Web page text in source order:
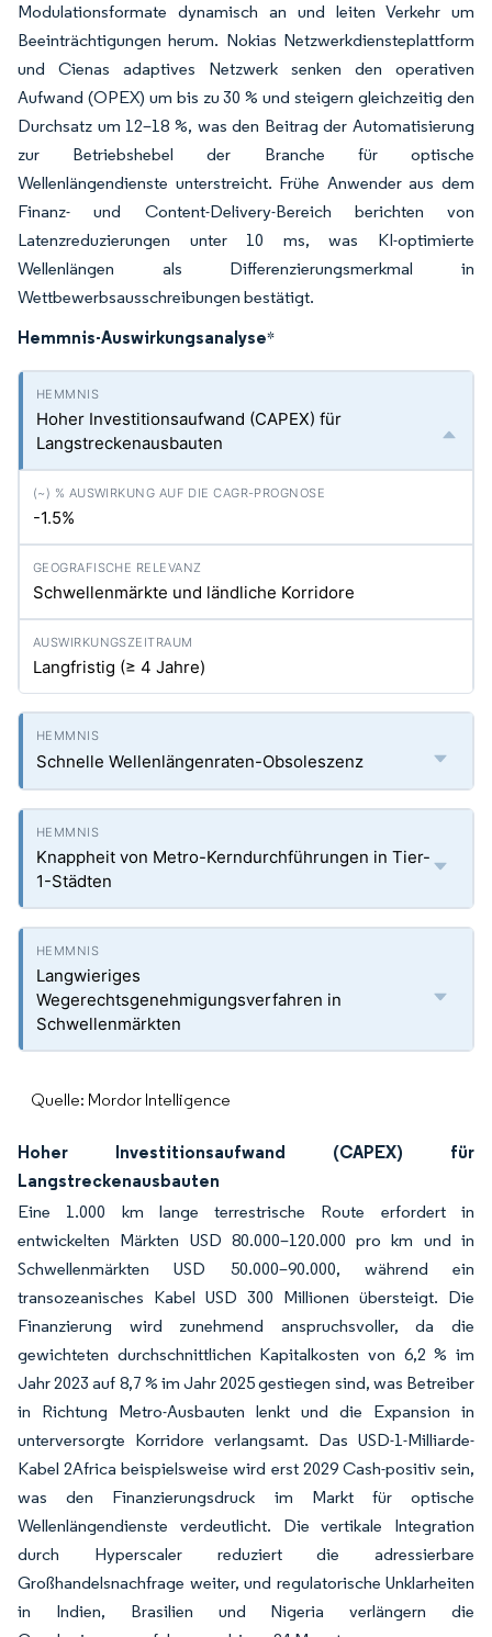
Modulationsformate dynamisch an und leiten Verkehr um
Beeinträchtigungen herum. Nokias Netzwerkdiensteplattform
und Cienas adaptives Netzwerk senken den operativen
Aufwand (OPEX) um bis zu 30 % und steigern gleichzeitig den
Durchsatz um 12–18 %, was den Beitrag der Automatisierung
zur Betriebshebel der Branche für optische
Wellenlängendienste unterstreicht. Frühe Anwender aus dem
Finanz- und Content-Delivery-Bereich berichten von
Latenzreduzierungen unter 10 ms, was KI-optimierte
Wellenlängen als Differenzierungsmerkmal in
Wettbewerbsausschreibungen bestätigt.
Hemmnis-Auswirkungsanalyse*
Hoher Investitionsaufwand (CAPEX) für
Langstreckenausbauten
-1.5%
Schwellenmärkte und ländliche Korridore
Langfristig (≥ 4 Jahre)
Schnelle Wellenlängenraten-Obsoleszenz
Knappheit von Metro-Kerndurchführungen in Tier-
1-Städten
Langwieriges
Wegerechtsgenehmigungsverfahren in
Schwellenmärkten
Quelle: Mordor Intelligence
Hoher Investitionsaufwand (CAPEX) für
Langstreckenausbauten
Eine 1.000 km lange terrestrische Route erfordert in
entwickelten Märkten USD 80.000–120.000 pro km und in
Schwellenmärkten USD 50.000–90.000, während ein
transozeanisches Kabel USD 300 Millionen übersteigt. Die
Finanzierung wird zunehmend anspruchsvoller, da die
gewichteten durchschnittlichen Kapitalkosten von 6,2 % im
Jahr 2023 auf 8,7 % im Jahr 2025 gestiegen sind, was Betreiber
in Richtung Metro-Ausbauten lenkt und die Expansion in
unterversorgte Korridore verlangsamt. Das USD-1-Milliarde-
Kabel 2Africa beispielsweise wird erst 2029 Cash-positiv sein,
was den Finanzierungsdruck im Markt für optische
Wellenlängendienste verdeutlicht. Die vertikale Integration
durch Hyperscaler reduziert die adressierbare
Großhandelsnachfrage weiter, und regulatorische Unklarheiten
in Indien, Brasilien und Nigeria verlängern die